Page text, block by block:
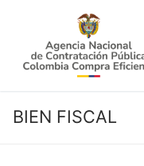
contenido
BIEN FISCAL